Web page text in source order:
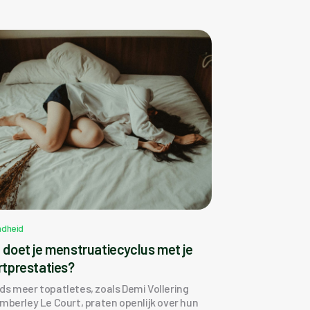
doet je menstruatiecyclus met je
meer topatletes, zoals Demi Vollering
Le Court, praten openlijk over hun